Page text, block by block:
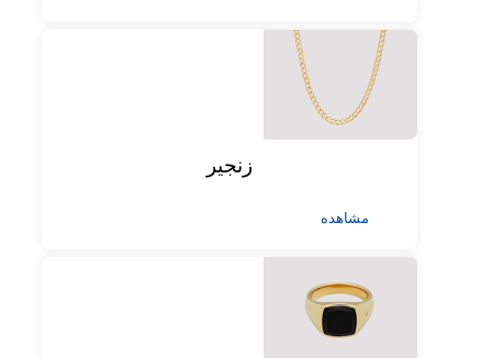
زنجیر
مشاهده